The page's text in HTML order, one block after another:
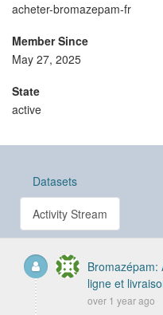
acheter-bromazepam-fr
Member Since
May 27, 2025
State
active
Datasets
Activity Stream
Bromazépam:
ligne et
over 1 year ago